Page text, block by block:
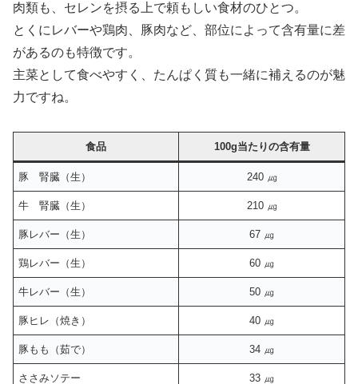
肉類も、セレンを摂る上で頼もしい食材のひとつ。
とくにレバーや鶏肉、豚肉など、部位によって含有量に差
があるのも特徴です。
主菜として食べやすく、たんぱく質も一緒に補えるのが魅
力ですね。
食品 100g当たりの含有量
豚 腎臓（生） 240 ㎍
牛 腎臓（生） 210 ㎍
豚レバー（生） 67 ㎍
鶏レバー（生） 60 ㎍
牛レバー（生） 50 ㎍
豚ヒレ（焼き） 40 ㎍
豚もも（茹で） 34 ㎍
ささみソテー 33 ㎍